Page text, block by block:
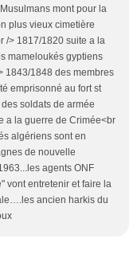
mont pour la
plus vieux cimetière
/> 1817/1820 suite a la
mameloukés gyptiens
1843/1848 des membres
emprisonné au fort st
soldats de armée
a la guerre de Crimée<br
algériens sont en
de nouvelle
agents ONF
vont entretenir et faire la
ancien harkis du